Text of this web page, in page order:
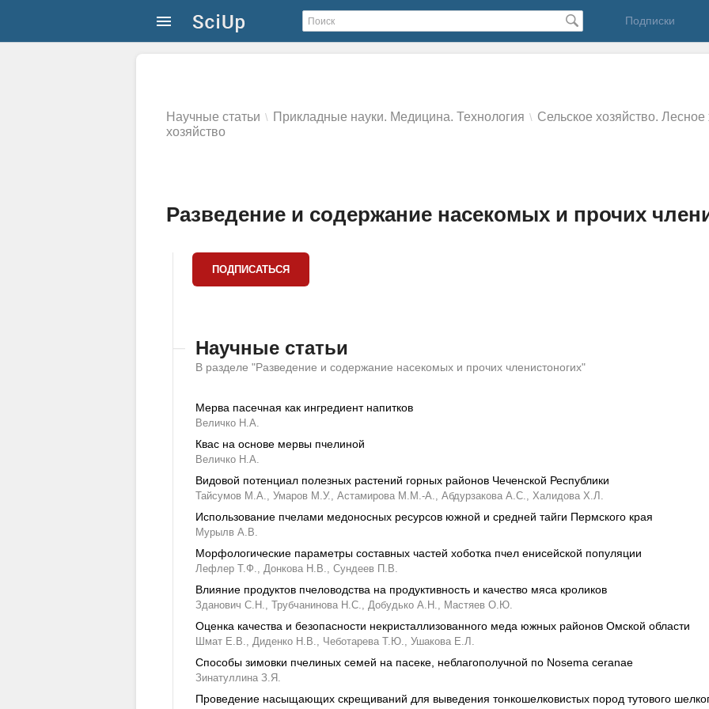
Подписки
Научные статьи \ Прикладные науки. Медицина. Технология \ Сельское хозяйство.
хозяйство
Разведение и содержание насекомых и прочих
Научные статьи
В разделе "Разведение и содержание насекомых и прочих членистоногих"
Мерва пасечная как ингредиент напитков
Величко Н.А.
Квас на основе мервы пчелиной
Величко Н.А.
Видовой потенциал полезных растений горных районов Чеченской Республики
Тайсумов М.А., Умаров М.У., Астамирова М.М.-А., Абдурзакова А.С., Халидова Х.Л.
Использование пчелами медоносных ресурсов южной и средней тайги Пермского края
Мурылв А.В.
Морфологические параметры составных частей хоботка пчел енисейской популяции
Лефлер Т.Ф., Донкова Н.В., Сундеев П.В.
Влияние продуктов пчеловодства на продуктивность и качество мяса кроликов
Зданович С.Н., Трубчанинова Н.С., Добудько А.Н., Мастяев О.Ю.
Оценка качества и безопасности некристаллизованного меда южных районов Омской области
Шмат Е.В., Диденко Н.В., Чеботарева Т.Ю., Ушакова Е.Л.
Способы зимовки пчелиных семей на пасеке, неблагополучной по Nosema ceranae
Зинатуллина З.Я.
Проведение насыщающих скрещиваний для выведения тонкошелковистых пород тутового